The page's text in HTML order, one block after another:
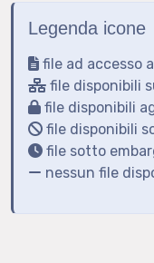
Legenda icone
file ad accesso
file disponibili
file disponibili
file disponibili
file sotto
nessun file